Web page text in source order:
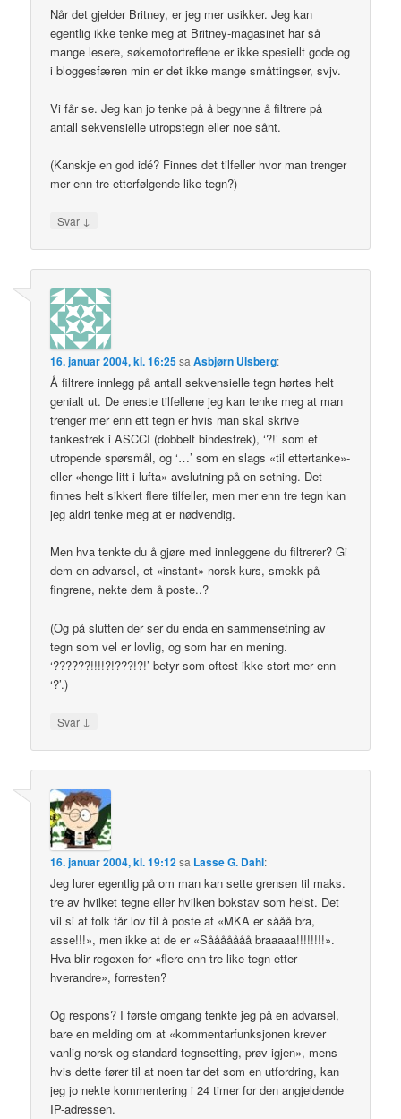
Når det gjelder Britney, er jeg mer usikker. Jeg kan
egentlig ikke tenke meg at Britney-magasinet har så
mange lesere, søkemotortreffene er ikke spesiellt gode og
i bloggesfæren min er det ikke mange småttingser, svjv.
Vi får se. Jeg kan jo tenke på å begynne å filtrere på
antall sekvensielle utropstegn eller noe sånt.
(Kanskje en god idé? Finnes det tilfeller hvor man trenger
mer enn tre etterfølgende like tegn?)
Svar ↓
16. januar 2004, kl. 16:25sa Asbjørn Ulsberg:
Å filtrere innlegg på antall sekvensielle tegn hørtes helt
genialt ut. De eneste tilfellene jeg kan tenke meg at man
trenger mer enn ett tegn er hvis man skal skrive
tankestrek i ASCCI (dobbelt bindestrek), ‘?!’ som et
utropende spørsmål, og ‘…’ som en slags «til ettertanke»-
eller «henge litt i lufta»-avslutning på en setning. Det
finnes helt sikkert flere tilfeller, men mer enn tre tegn kan
jeg aldri tenke meg at er nødvendig.
Men hva tenkte du å gjøre med innleggene du filtrerer? Gi
dem en advarsel, et «instant» norsk-kurs, smekk på
fingrene, nekte dem å poste..?
(Og på slutten der ser du enda en sammensetning av
tegn som vel er lovlig, og som har en mening.
‘??????!!!!?!???!?!’ betyr som oftest ikke stort mer enn
‘?’.)
Svar ↓
16. januar 2004, kl. 19:12sa Lasse G. Dahl:
Jeg lurer egentlig på om man kan sette grensen til maks.
tre av hvilket tegne eller hvilken bokstav som helst. Det
vil si at folk får lov til å poste at «MKA er sååå bra,
asse!!!», men ikke at de er «Sååååååå braaaaa!!!!!!!!».
Hva blir regexen for «flere enn tre like tegn etter
hverandre», forresten?
Og respons? I første omgang tenkte jeg på en advarsel,
bare en melding om at «kommentarfunksjonen krever
vanlig norsk og standard tegnsetting, prøv igjen», mens
hvis dette fører til at noen tar det som en utfordring, kan
jeg jo nekte kommentering i 24 timer for den angjeldende
IP-adressen.